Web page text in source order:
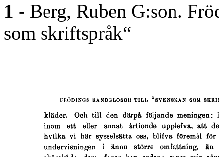
1 - Berg, Ruben G:son.
som skriftspråk“